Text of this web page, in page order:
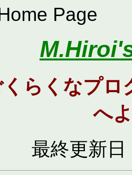
Page
らくなプ
へ
最終更新